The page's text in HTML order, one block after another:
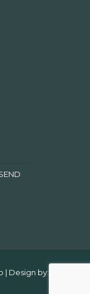
| Design by: